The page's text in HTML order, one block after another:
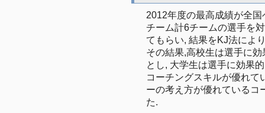
2012年度の最高成績が全
チーム計6チームの選手を
てもらい, 結果をKJ法によ
その結果,高校生は選手に
とし, 大学生は選手に効果
コーチングスキルが優れて
ーの考え方が優れているコ
た.